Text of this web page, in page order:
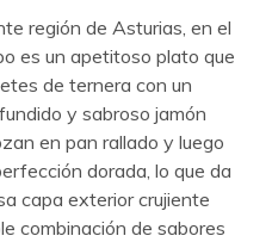
región de Asturias, en el
es un apetitoso plato que
de ternera con un
y sabroso jamón
en pan rallado y luego
dorada, lo que da
capa exterior crujiente
combinación de sabores